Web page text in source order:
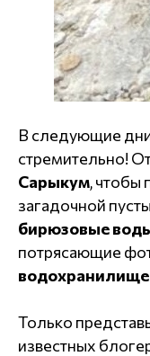
В следующие
стремительно!
Сарыкум, чтобы
загадочной
бирюзовые
потрясающие
водохранилище
Только
известных